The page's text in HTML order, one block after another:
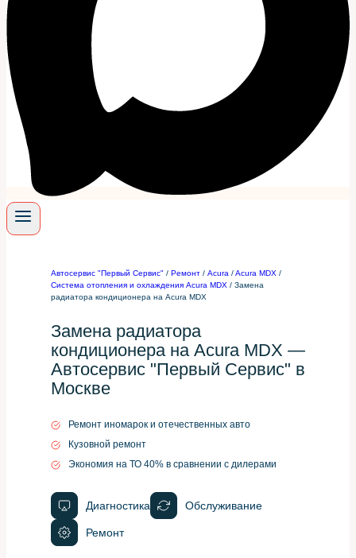
Автосервис "Первый Сервис" / Ремонт / Acura /Acura MDX /
Система отопления и охлаждения Acura MDX / Замена
радиатора кондиционера на Acura MDX
Замена радиатора
кондиционера на Acura MDX —
Автосервис "Первый Сервис" в
Москве
Ремонт иномарок и отечественных авто
Кузовной ремонт
Экономия на ТО 40% в сравнении с дилерами
Диагностика Обслуживание
Ремонт